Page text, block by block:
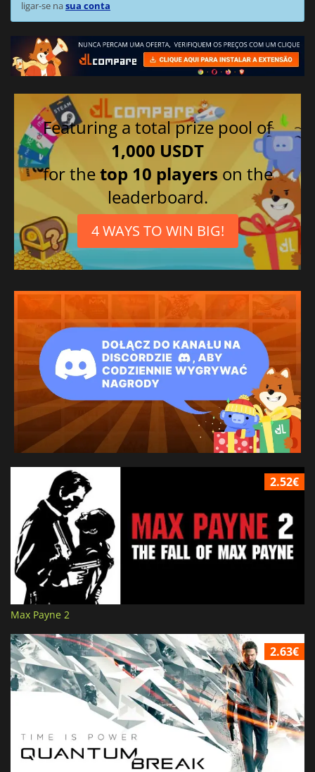
ligar-se nasua conta
Featuring a total prize pool of
1,000 USDT
for thetop 10 players on the
leaderboard.
4 WAYS TO WIN BIG!
2.52€
Max Payne 2
2.63€